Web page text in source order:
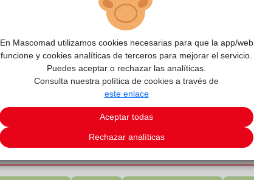
En Mascomad utilizamos cookies necesarias para que la app/web
funcione y cookies analíticas de terceros para mejorar el servicio.
Puedes aceptar o rechazar las analíticas.
Consulta nuestra política de cookies a través de
este enlace
Aceptar todas
Rechazar analíticas